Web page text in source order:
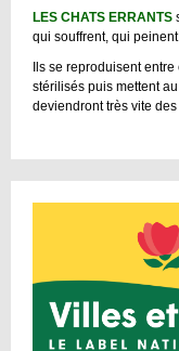
LES CHATS ERRANTS
qui souffrent, qui
Ils se reproduisent
stérilisés puis mettent
deviendront très vite